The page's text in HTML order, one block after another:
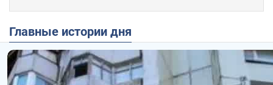
Главные истории дня